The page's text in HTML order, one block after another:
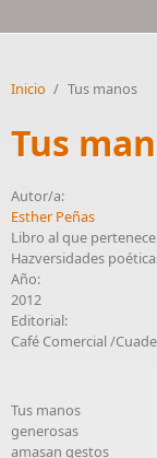
Inicio / Tus manos
Tus
Autor/a:
Esther Peñas
Libro al que
Hazversidades
Año:
2012
Editorial:
Café Comercial /
Tus manos
generosas
amasan gestos